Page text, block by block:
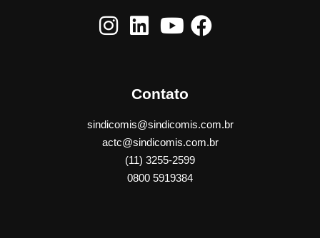
Contato
sindicomis@sindicomis.com.br
actc@sindicomis.com.br
(11) 3255-2599
0800 5919384